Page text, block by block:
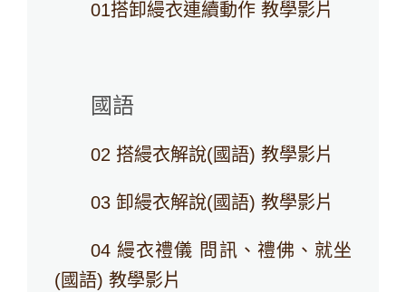
01搭卸縵衣連續動作 教學影片
國語
02 搭縵衣解說(國語) 教學影片
03 卸縵衣解說(國語) 教學影片
04 縵衣禮儀 問訊、禮佛、就坐
(國語) 教學影片